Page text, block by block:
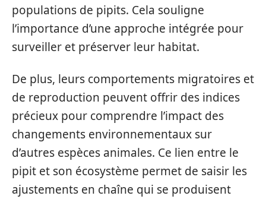
populations de pipits. Cela souligne
l’importance d’une approche intégrée pour
surveiller et préserver leur habitat.
De plus, leurs comportements migratoires et
de reproduction peuvent offrir des indices
précieux pour comprendre l’impact des
changements environnementaux sur
d’autres espèces animales. Ce lien entre le
pipit et son écosystème permet de saisir les
ajustements en chaîne qui se produisent